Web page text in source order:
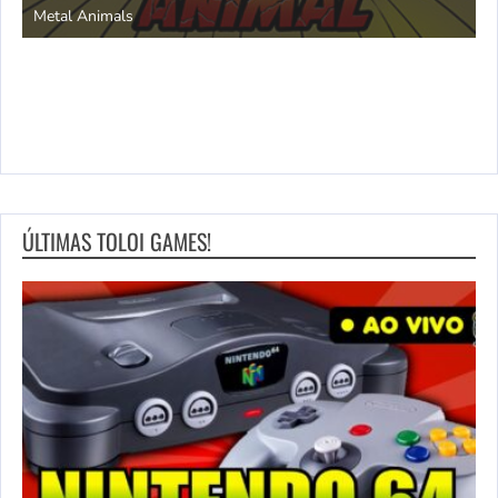
Metal Animals
ÚLTIMAS TOLOI GAMES!